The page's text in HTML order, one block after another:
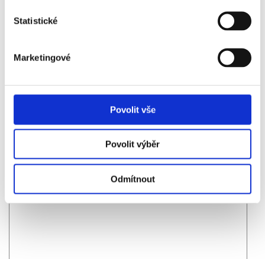
Statistické
Marketingové
Povolit vše
Povolit výběr
Odmítnout
WWW: